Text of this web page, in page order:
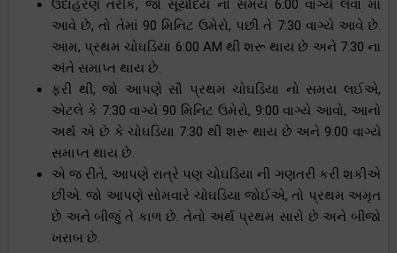
ઉદાહરણ તરીકે, જો સૂર્યોદય નો સમય 6:00 વાગ્યે લેવા માં
આવે છે, તો તેમાં 90 મિનિટ ઉમેરો, પછી તે 7:30 વાગ્યે આવે છે.
આમ, પ્રથમ ચોઘડિયા 6:00 AM થી શરૂ થાય છે અને 7:30 ના
અંતે સમાપ્ત થાય છે.
ફરી થી, જો આપણે સૌ પ્રથમ ચોઘડિયા નો સમય લઈએ,
એટલે કે 7:30 વાગ્યે 90 મિનિટ ઉમેરો, 9:00 વાગ્યે આવો, આનો
અર્થ એ છે કે ચોઘડિયા 7:30 થી શરૂ થાય છે અને 9:00 વાગ્યે
સમાપ્ત થાય છે.
એ જ રીતે, આપણે રાત્રે પણ ચોઘડિયા ની ગણતરી કરી શકીએ
છીએ. જો આપણે સોમવારે ચોઘડિયા જોઈએ, તો પ્રથમ અમૃત
છે અને બીજું તે કાળ છે. તેનો અર્થ પ્રથમ સારો છે અને બીજો
ખરાબ છે.